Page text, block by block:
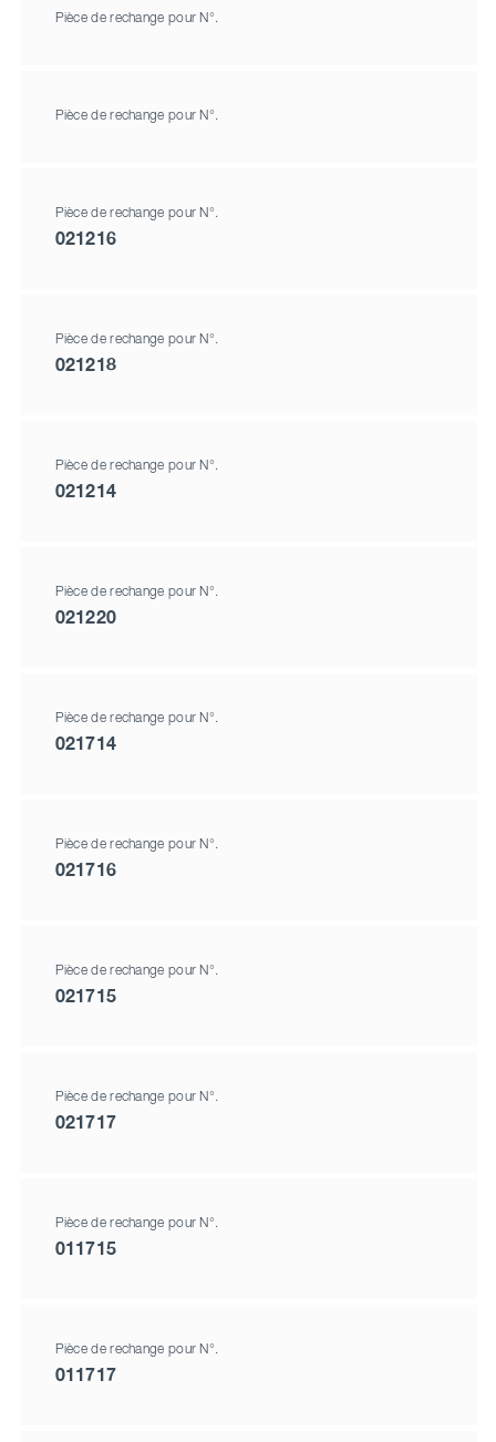
Pièce de rechange pour N°.
Pièce de rechange pour N°.
Pièce de rechange pour N°.
021216
Pièce de rechange pour N°.
021218
Pièce de rechange pour N°.
021214
Pièce de rechange pour N°.
021220
Pièce de rechange pour N°.
021714
Pièce de rechange pour N°.
021716
Pièce de rechange pour N°.
021715
Pièce de rechange pour N°.
021717
Pièce de rechange pour N°.
011715
Pièce de rechange pour N°.
011717